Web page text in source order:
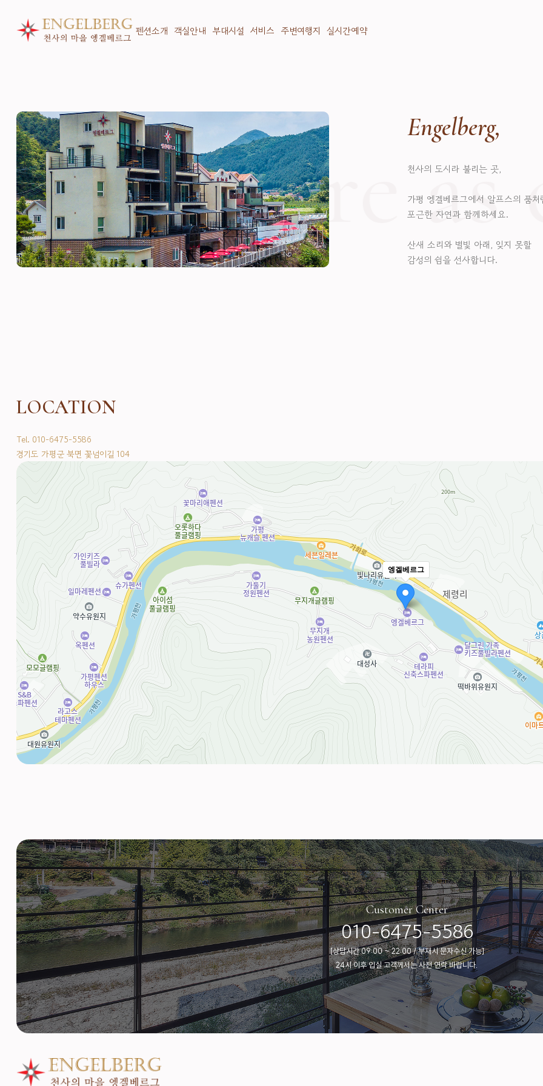
펜션소개 객실안내 부대시설 서비스 주변여행지 실시간예약
Engelberg,
천사의 도시라 불리는 곳,
가평 엥겔베르그에서 알프스의 품처
포근한 자연과 함께하세요.
산새 소리와 별빛 아래, 잊지 못할
감성의 쉼을 선사합니다.
nature as
LOCATION
Tel. 010-6475-5586
경기도 가평군 북면 꽃넘이길 104
엥겔베르그
Customer Center
010-6475-5586
[상담시간 09:00 ~ 22:00 / 부재시 문자수신 가능]
24시 이후 입실 고객께서는 사전 연락 바랍니다.